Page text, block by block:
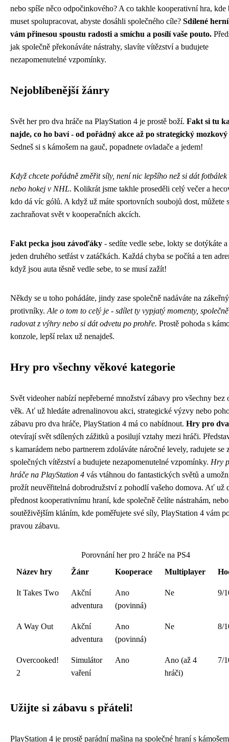
nebo spíše něco odpočinkového? A co takhle kooperativní hra, kde
muset spolupracovat, abyste dosáhli společného cíle? Sdílené
vám přinesou spoustu radosti a smíchu a posílí vaše pouto.
jak společně překonáváte nástrahy, slavíte vítězství a budujete
nezapomenutelné vzpomínky.
Nejoblíbenější žánry
Svět her pro dva hráče na PlayStation 4 je prostě boží. Fakt si tu
najde, co ho baví - od pořádný akce až po strategický mozkový
Sedneš si s kámošem na gauč, popadnete ovladače a jedem!
Když chcete pořádně změřit síly, není nic lepšího než si dát
nebo hokej v NHL. Kolikrát jsme takhle proseděli celý večer a
kdo dá víc gólů. A když už máte sportovních soubojů dost, můžete
zachraňovat svět v kooperačních akcích.
Fakt pecka jsou závoďáky - sedíte vedle sebe, lokty se dotýkáte a
jeden druhého setřást v zatáčkách. Každá chyba se počítá a ten
když jsou auta těsně vedle sebe, to se musí zažít!
Někdy se u toho pohádáte, jindy zase společně nadáváte na zákeřný
protivníky. Ale o tom to celý je - sdílet ty vypjatý momenty,
radovat z výhry nebo si dát odvetu po prohře. Prostě pohoda s
konzole, lepší relax už nenajdeš.
Hry pro všechny věkové kategorie
Svět videoher nabízí nepřeberné množství zábavy pro všechny bez
věk. Ať už hledáte adrenalinovou akci, strategické výzvy nebo
zábavu pro dva hráče, PlayStation 4 má co nabídnout. Hry pro
otevírají svět sdílených zážitků a posilují vztahy mezi hráči.
s kamarádem nebo partnerem zdoláváte náročné levely, radujete se
společných vítězství a budujete nezapomenutelné vzpomínky. Hry
hráče na PlayStation 4 vás vtáhnou do fantastických světů a
prožít neuvěřitelná dobrodružství z pohodlí vašeho domova. Ať už
přednost kooperativnímu hraní, kde společně čelíte nástrahám, nebo
soutěživějším kláním, kde poměřujete své síly, PlayStation 4 vám
pravou zábavu.
Porovnání her pro 2 hráče na PS4
Název hry
Žánr Kooperace Multiplayer
It Takes Two
Akční
adventura
Ano
(povinná)
Ne 9/
A Way Out
Akční
adventura
Ano
(povinná)
Ne 8/
Overcooked!
2
Simulátor
vaření
Ano
Ano (až 4
hráči)
7/
Užijte si zábavu s přáteli!
PlayStation 4 je prostě parádní mašina na společné hraní s